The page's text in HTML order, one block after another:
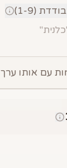
(1-9)
כלנית"
עם אותו ערך